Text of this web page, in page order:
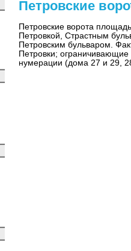
Петровские
Петровские ворота
Петровкой, Страстным
Петровским бульваром.
Петровки;
нумерации (дома 27 и 29,